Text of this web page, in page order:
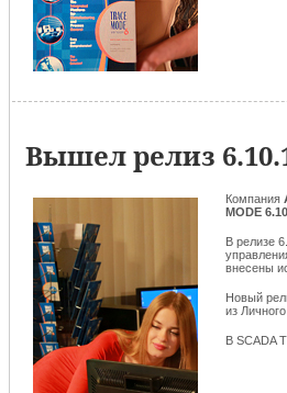
Вышел релиз
Компания
MODE
В релизе
внесены
Новый
из
В SCADA